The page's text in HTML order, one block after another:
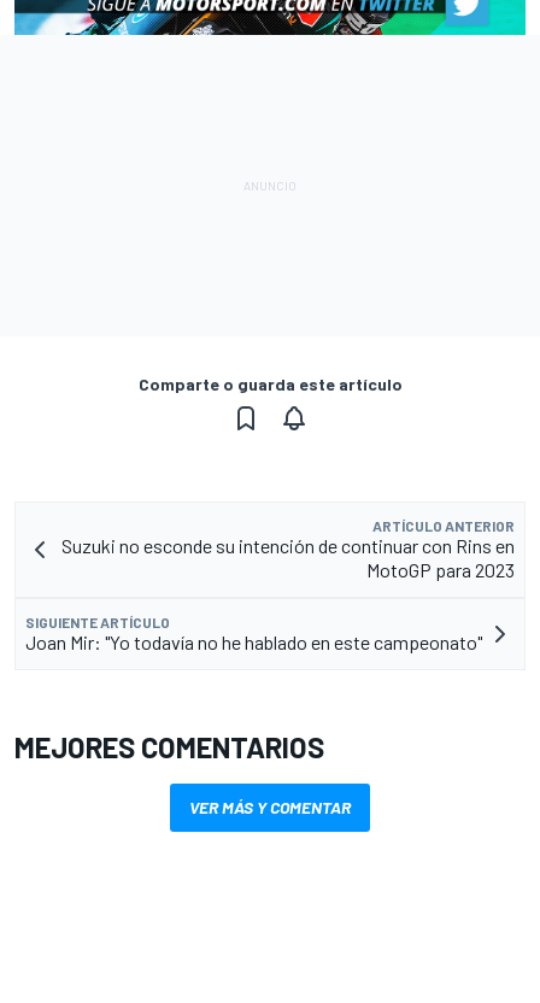
Comparte o guarda este artículo
ARTÍCULO ANTERIOR
Suzuki no esconde su intención de continuar con Rins en
MotoGP para 2023
SIGUIENTE ARTÍCULO
Joan Mir: "Yo todavía no he hablado en este campeonato"
MEJORES COMENTARIOS
VER MÁS Y COMENTAR